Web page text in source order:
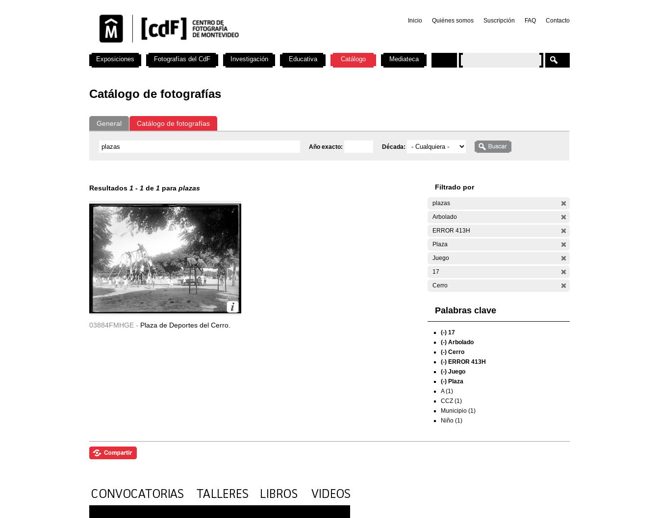
Inicio Quiénes somos Suscripción FAQ Contacto
Catálogo de fotografías
General Catálogo de fotografías
Año exacto: Década:
Resultados 1 - 1 de 1 para plazas
03884FMHGE - Plaza de Deportes del Cerro.
Filtrado por
plazas
Arbolado
ERROR 413H
Plaza
Juego
17
Cerro
Palabras clave
(-) 17
(-) Arbolado
(-) Cerro
(-) ERROR 413H
(-) Juego
(-) Plaza
A (1)
CCZ (1)
Municipio (1)
Niño (1)
Exposiciones Fotografías del CdF Investigación Educativa Catálogo Mediateca